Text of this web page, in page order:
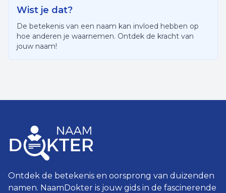
Wist je dat?
De betekenis van een naam kan invloed hebben op
hoe anderen je waarnemen. Ontdek de kracht van
jouw naam!
Ontdek de betekenis en oorsprong van duizenden
namen. NaamDokter is jouw gids in de fascinerende